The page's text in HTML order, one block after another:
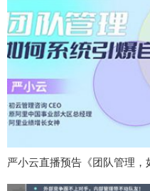
严小云直播预告《团队管理，